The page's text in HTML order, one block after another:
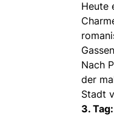
Heute
Nach
der
Stadt
3. Tag: